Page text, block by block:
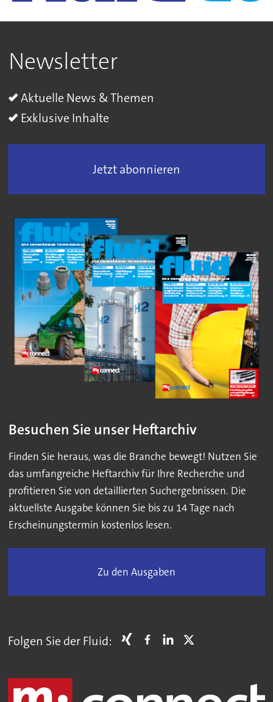
Newsletter
Aktuelle News & Themen
Exklusive Inhalte
Jetzt abonnieren
Besuchen Sie unser Heftarchiv
Finden Sie heraus, was die Branche bewegt! Nutzen Sie
das umfangreiche Heftarchiv für Ihre Recherche und
profitieren Sie von detaillierten Suchergebnissen. Die
aktuellste Ausgabe können Sie bis zu 14 Tage nach
Erscheinungstermin kostenlos lesen.
Zu den Ausgaben
Folgen Sie der Fluid: